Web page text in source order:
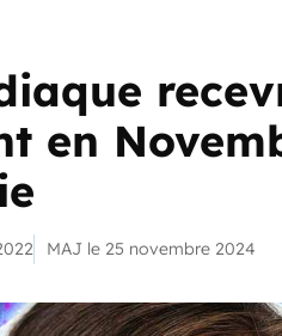
en
MAJ le 25 novembre 2024